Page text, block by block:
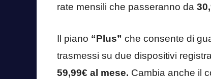
rate mensili che passeranno da
Il piano “Plus” che consente di
trasmessi su due dispositivi
59,99€ al mese. Cambia anche il